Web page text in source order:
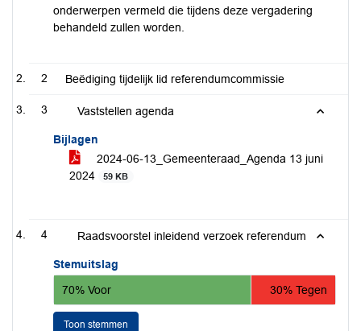
onderwerpen vermeld die tijdens deze vergadering
behandeld zullen worden.
2 Beëdiging tijdelijk lid referendumcommissie
3 Vaststellen agenda
Bijlagen
2024-06-13_Gemeenteraad_Agenda 13 juni
2024
59 KB
4 Raadsvoorstel inleidend verzoek referendum
Stemuitslag
70% Voor
30% Tegen
Toon stemmen